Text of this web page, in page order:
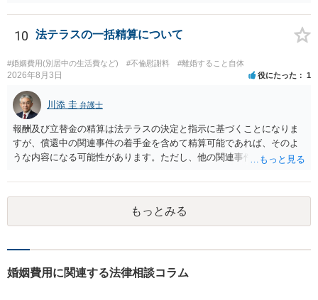
支払った場合に返還請求権が認められたり役所から何らかのペナルテ
ィが課されたりするわけではなく、「残りのお金で自己責任で生活せ
みやかに合意のための話し合いあるいは調停申立てをすべきでしょ
う。
10 法テラスの一括精算について
#婚姻費用(別居中の生活費など) #不倫慰謝料 #離婚すること自体
2026年8月3日 役にたった 1
川添 圭 弁護士
報酬及び立替金の精算は法テラスの決定と指示に基づくことになりま
すが、償還中の関連事件の着手金を含めて精算可能であれば、そのよ
うな内容になる可能性があります。ただし、他の関連事件でも相手方
情によって対応が違いますので、法テラスへお尋ねいただいた方が確
実です。
もっとみる
婚姻費用に関連する法律相談コラム